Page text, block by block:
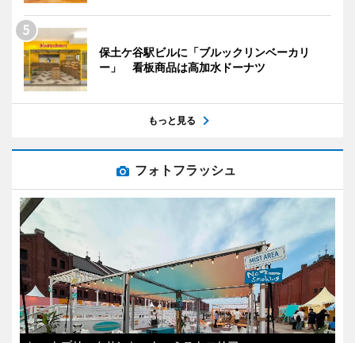
保土ケ谷駅ビルに「ブルックリンベーカリ
ー」 看板商品は高加水ドーナツ
もっと見る
フォトフラッシュ